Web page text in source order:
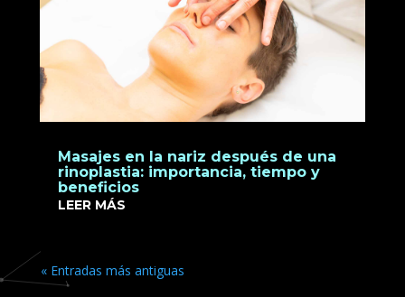
Masajes en la nariz después de una
rinoplastia: importancia, tiempo y
beneficios
LEER MÁS
« Entradas más antiguas